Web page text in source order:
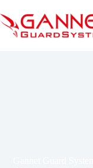
do
treści